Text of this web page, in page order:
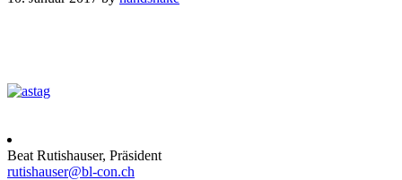
Beat Rutishauser, Präsident
rutishauser@bl-con.ch